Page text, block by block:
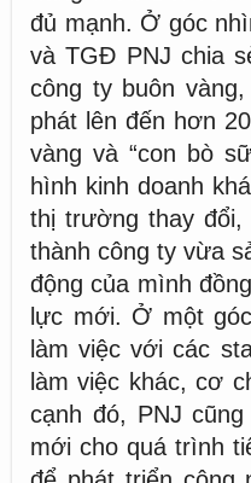
đủ mạnh. Ở góc
và TGĐ PNJ chia
công ty buôn
phát lên đến hơn
vàng và “con bò
hình kinh doanh
thị trường thay đổi,
thành công ty vừa
động của mình
lực mới. Ở một
làm việc với các
làm việc khác, cơ
cạnh đó, PNJ
mới cho quá trình